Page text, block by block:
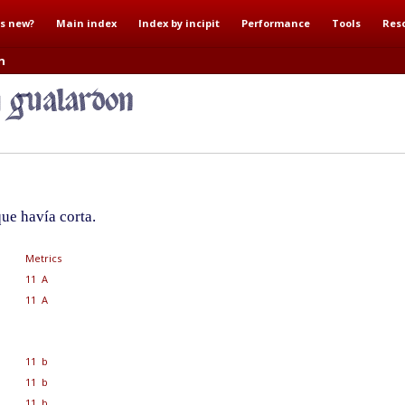
new? Main index Index by incipit Performance Tools
havía corta.
Metrics
11 A
11 A
11 b
11 b